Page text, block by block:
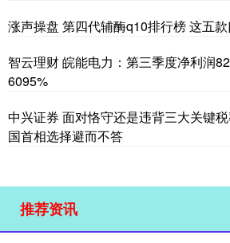
涨声操盘 第四代辅酶q10排行榜 这五
智云理财 皖能电力：第三季度净利润
6095%
中兴证券 面对恪守还是违背三大关键
国首相选择避而不答
推荐资讯